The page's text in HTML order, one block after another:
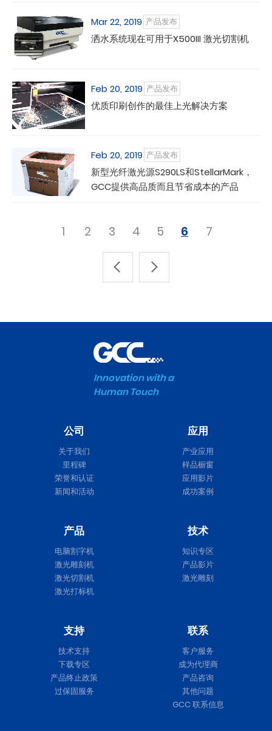
Mar 22, 2019 产品发布
洒水系统现在可用于X500III 激光切割机
Feb 20, 2019 产品发布
优质印刷创作的最佳上光解决方案
Feb 20, 2019 产品发布
新型光纤激光源S290LS和StellarMark，
GCC提供高品质而且节省成本的产品
1 2 3 4 5 6 7
Innovation with a
Human Touch
公司
关于我们
里程碑
荣誉和认证
新闻和活动
应用
产业应用
样品橱窗
应用影片
成功案例
产品
电脑割字机
激光雕刻机
激光切割机
激光打标机
技术
知识专区
产品影片
激光雕刻
支持
技术支持
下载专区
产品终止政策
过保固服务
联系
客户服务
成为代理商
产品咨询
其他问题
GCC 联系信息